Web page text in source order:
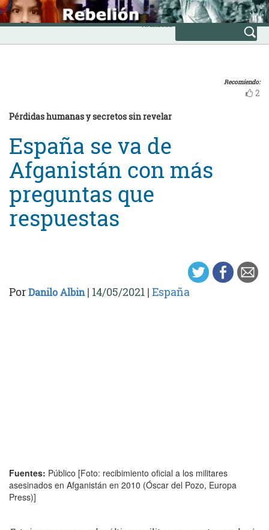
Skip
to
content
INICIO
Avanzada
Recomiendo:
2
Pérdidas humanas y secretos sin revelar
España se va de
Afganistán con más
preguntas que
respuestas
PorDanilo Albin| 14/05/2021 | España
Fuentes: Público [Foto: recibimiento oficial a los militares
asesinados en Afganistán en 2010 (Óscar del Pozo, Europa
Press)]